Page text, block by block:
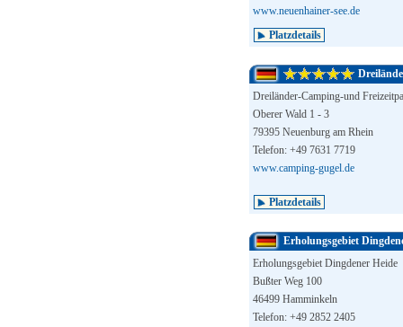
www.neuenhainer-see.de
Platzdetails
Dreiländer-Camping-und
Oberer Wald 1 - 3
79395 Neuenburg am Rhein
Telefon: +49 7631 7719
www.camping-gugel.de
Platzdetails
Erholungsgebiet
Erholungsgebiet Dingdener Heide
Bußter Weg 100
46499 Hamminkeln
Telefon: +49 2852 2405